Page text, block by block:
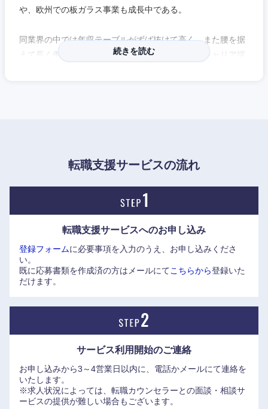
や、欧州での板ガラス事業も成長中である。
同業界の中では年収テーブルがずば抜けて高く、また腰を据
えて長く働ける、落ち着いた雰囲気のある企業。キャリア採
https://www.agc.com/recruiting/careers/movie.html
続きを読む
転職支援サービスの流れ
転職支援サービスへのお申し込み
登録フォームに必要事項を入力のうえ、お申し込みくださ
い。
既に応募書類を作成済の方はメールにてこちらから登録いた
だけます。
サービス利用開始のご連絡
お申し込みから3～4営業日以内に、電話かメールにて連絡を
いたします。
※求人状況によっては、転職カウンセラーとの面談・相談サ
ービスの提供が難しい場合もございます。
九州・沖縄
福岡県 佐賀県